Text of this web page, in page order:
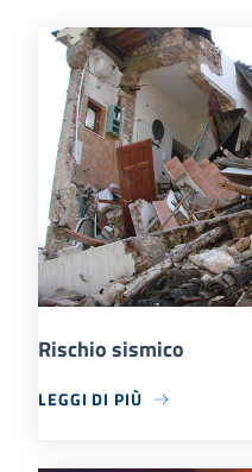
Rischio sismico
LEGGI DI PIÙ